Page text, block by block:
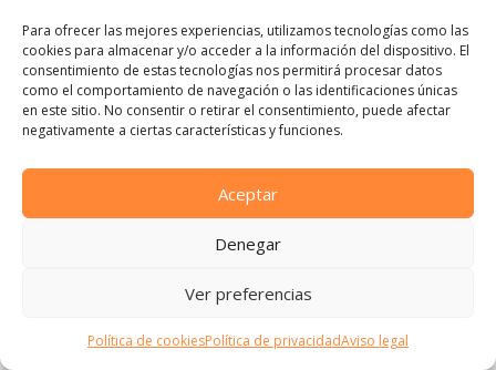
Para ofrecer las mejores experiencias, utilizamos tecnologías como las
cookies para almacenar y/o acceder a la información del dispositivo. El
consentimiento de estas tecnologías nos permitirá procesar datos
como el comportamiento de navegación o las identificaciones únicas
en este sitio. No consentir o retirar el consentimiento, puede afectar
negativamente a ciertas características y funciones.
Aceptar
Denegar
Ver preferencias
Política de cookiesPolítica de privacidadAviso legal
PANDORO